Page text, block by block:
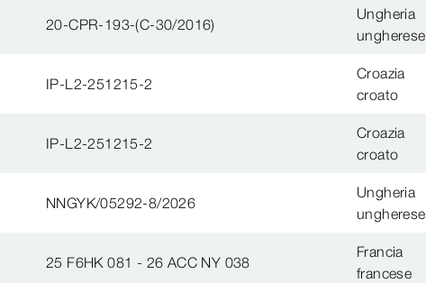
20-CPR-193-(C-30/2016)
Ungheria
ungherese
IP-L2-251215-2
Croazia
croato
IP-L2-251215-2
Croazia
croato
NNGYK/05292-8/2026
Ungheria
ungherese
25 F6HK 081 - 26 ACC NY 038
Francia
francese